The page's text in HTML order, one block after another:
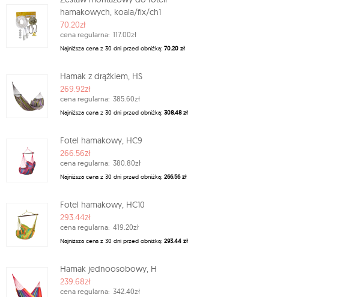
hamakowych, koala/fix/ch1
70.20zł
cena regularna: 117.00zł
Najniższa cena z 30 dni przed obniżką: 70.20 zł
Hamak z drążkiem, HS
269.92zł
cena regularna: 385.60zł
Najniższa cena z 30 dni przed obniżką: 308.48 zł
Fotel hamakowy, HC9
266.56zł
cena regularna: 380.80zł
Najniższa cena z 30 dni przed obniżką: 266.56 zł
Fotel hamakowy, HC10
293.44zł
cena regularna: 419.20zł
Najniższa cena z 30 dni przed obniżką: 293.44 zł
Hamak jednoosobowy, H
239.68zł
cena regularna: 342.40zł